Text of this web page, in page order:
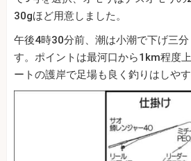
30gほど用意しました。
午後4時30分前、潮は小潮で下げ三
す。ポイントは最河口から1km程度
ートの護岸で足場も良く釣りはしやす